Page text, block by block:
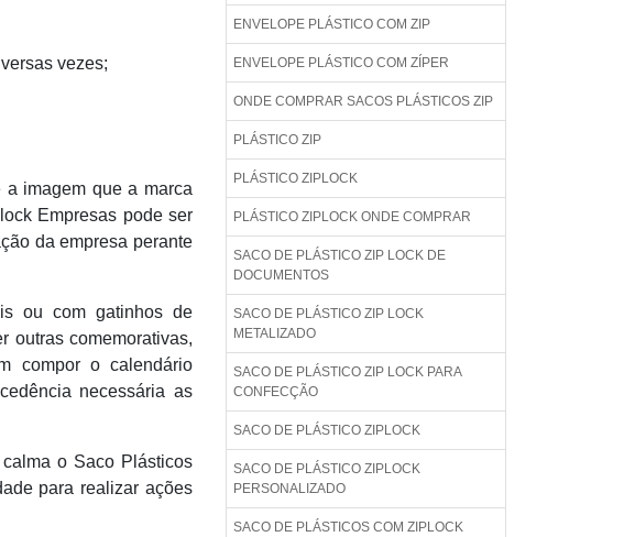
vezes;
imagem que a marca
Empresas pode ser
da empresa perante
ou com gatinhos de
outras comemorativas,
compor o calendário
necessária as
o Saco Plásticos
para realizar ações
ENVELOPE PLÁSTICO COM ZIP
ENVELOPE PLÁSTICO COM ZÍPER
ONDE COMPRAR SACOS PLÁSTICOS ZIP
PLÁSTICO ZIP
PLÁSTICO ZIPLOCK
PLÁSTICO ZIPLOCK ONDE COMPRAR
SACO DE PLÁSTICO ZIP LOCK DE
DOCUMENTOS
SACO DE PLÁSTICO ZIP LOCK
METALIZADO
SACO DE PLÁSTICO ZIP LOCK PARA
CONFECÇÃO
SACO DE PLÁSTICO ZIPLOCK
SACO DE PLÁSTICO ZIPLOCK
PERSONALIZADO
SACO DE PLÁSTICOS COM ZIPLOCK